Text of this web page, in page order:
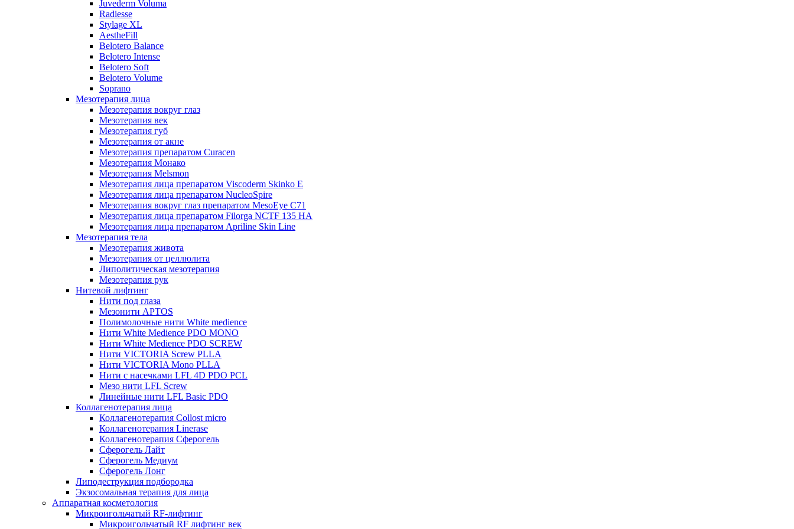
Juvederm Voluma
Radiesse
Stylage XL
AestheFill
Belotero Balance
Belotero Intense
Belotero Soft
Belotero Volume
Soprano
Мезотерапия лица
Мезотерапия вокруг глаз
Мезотерапия век
Мезотерапия губ
Мезотерапия от акне
Мезотерапия препаратом Curacen
Мезотерапия Монако
Мезотерапия Melsmon
Мезотерапия лица препаратом Viscoderm Skinko E
Мезотерапия лица препаратом NucleoSpire
Мезотерапия вокруг глаз препаратом MesoEye С71
Мезотерапия лица препаратом Filorga NCTF 135 HA
Мезотерапия лица препаратом Apriline Skin Line
Мезотерапия тела
Мезотерапия живота
Мезотерапия от целлюлита
Липолитическая мезотерапия
Мезотерапия рук
Нитевой лифтинг
Нити под глаза
Мезонити APTOS
Полимолочные нити White medience
Нити White Medience PDO MONO
Нити White Medience PDO SCREW
Нити VICTORIA Screw PLLA
Нити VICTORIA Mono PLLA
Нити с насечками LFL 4D PDO PCL
Мезо нити LFL Screw
Линейные нити LFL Basic PDO
Коллагенотерапия лица
Коллагенотерапия Collost micro
Коллагенотерапия Linerase
Коллагенотерапия Сферогель
Сферогель Лайт
Сферогель Медиум
Сферогель Лонг
Липодеструкция подбородка
Экзосомальная терапия для лица
Аппаратная косметология
Микроигольчатый RF-лифтинг
Микроигольчатый RF лифтинг век